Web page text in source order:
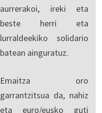
aurrerakoi, ireki eta
beste herri eta
lurraldeekiko solidario
batean ainguratuz.
Emaitza oro
garrantzitsua da, nahiz
eta euro/eusko guti